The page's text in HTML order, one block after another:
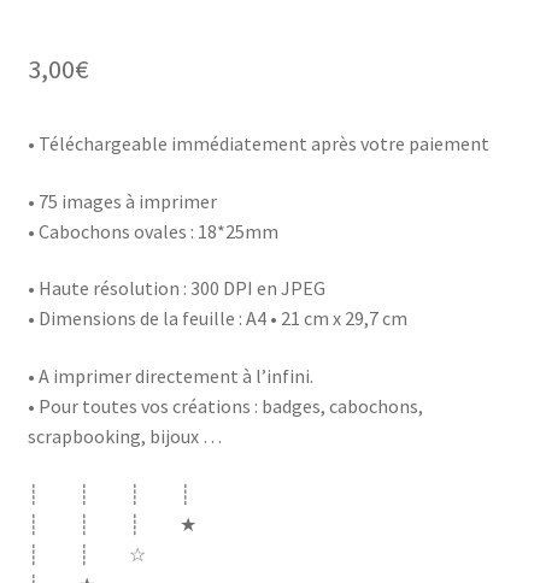
3,00€
• Téléchargeable immédiatement après votre paiement
• 75 images à imprimer
• Cabochons ovales : 18*25mm
• Haute résolution : 300 DPI en JPEG
• Dimensions de la feuille : A4 • 21 cm x 29,7 cm
• A imprimer directement à l’infini.
• Pour toutes vos créations : badges, cabochons,
scrapbooking, bijoux …
┊ ┊ ┊ ┊
┊ ┊ ┊ ★
┊ ┊ ☆